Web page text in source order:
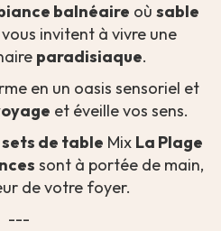
balnéaire où sable
vous invitent à vivre une
paradisiaque.
en un oasis sensoriel et
et éveille vos sens.
de table Mix La Plage
sont à portée de main,
de votre foyer.
---